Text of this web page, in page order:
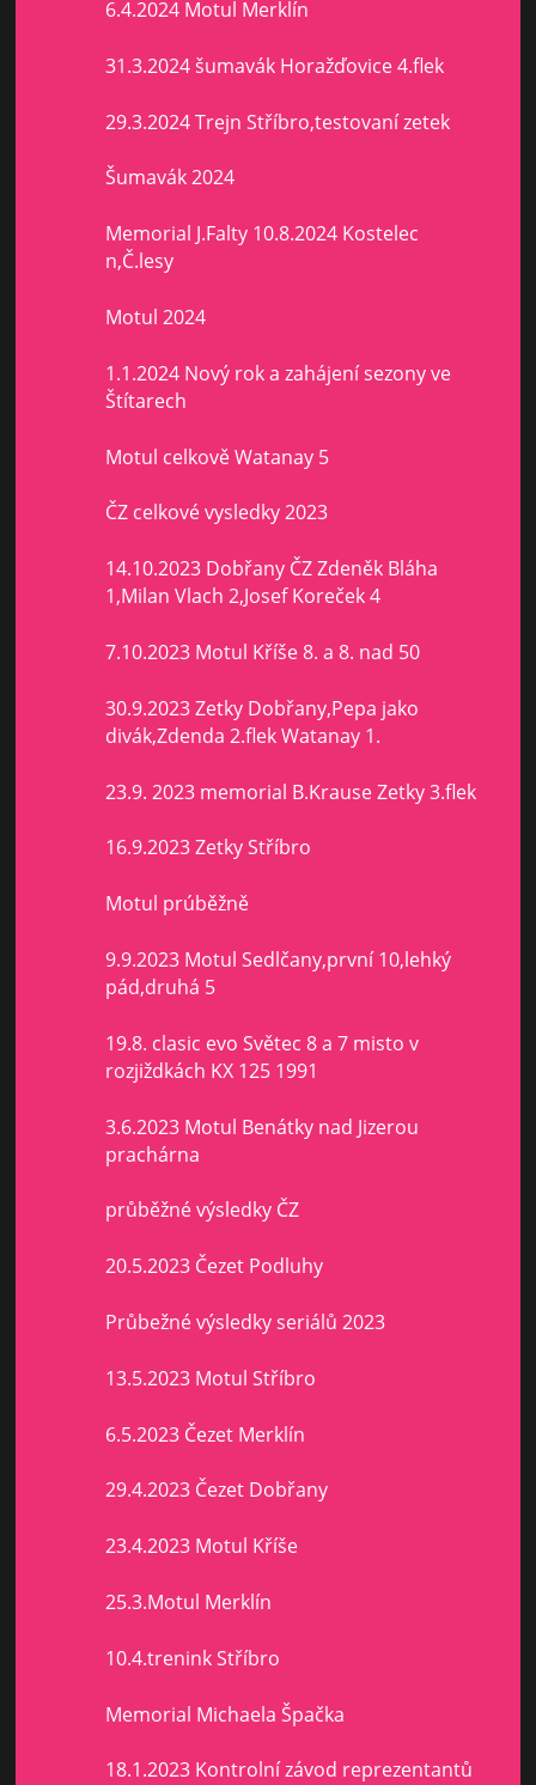
6.4.2024 Motul Merklín
31.3.2024 šumavák Horažďovice 4.flek
29.3.2024 Trejn Stříbro,testovaní zetek
Šumavák 2024
Memorial J.Falty 10.8.2024 Kostelec
n,Č.lesy
Motul 2024
1.1.2024 Nový rok a zahájení sezony ve
Štítarech
Motul celkově Watanay 5
ČZ celkové vysledky 2023
14.10.2023 Dobřany ČZ Zdeněk Bláha
1,Milan Vlach 2,Josef Koreček 4
7.10.2023 Motul Kříše 8. a 8. nad 50
30.9.2023 Zetky Dobřany,Pepa jako
divák,Zdenda 2.flek Watanay 1.
23.9. 2023 memorial B.Krause Zetky 3.flek
16.9.2023 Zetky Stříbro
Motul prúběžně
9.9.2023 Motul Sedlčany,první 10,lehký
pád,druhá 5
19.8. clasic evo Světec 8 a 7 misto v
rozjiždkách KX 125 1991
3.6.2023 Motul Benátky nad Jizerou
prachárna
průběžné výsledky ČZ
20.5.2023 Čezet Podluhy
Průbežné výsledky seriálů 2023
13.5.2023 Motul Stříbro
6.5.2023 Čezet Merklín
29.4.2023 Čezet Dobřany
23.4.2023 Motul Kříše
25.3.Motul Merklín
10.4.trenink Stříbro
Memorial Michaela Špačka
18.1.2023 Kontrolní závod reprezentantů